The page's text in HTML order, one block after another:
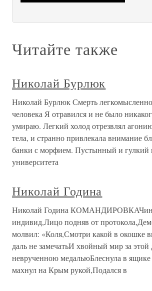
Читайте также
Николай Бурлюк
Николай Бурлюк Смерть
человека Я отравился и не было
умираю. Легкий холод отрезвлял
тела, и странно привлекала внимание
банки с морфием. Пустынный и гулкий
университета
Николай Година
Николай Година
индивид,Лицо подняв от
молвил: «Коля,Смотри какой в окошке
даль не замечатьИ хвойный мир за
неврученною медальюБлеснула в
махнул на Крым рукой,Подался в